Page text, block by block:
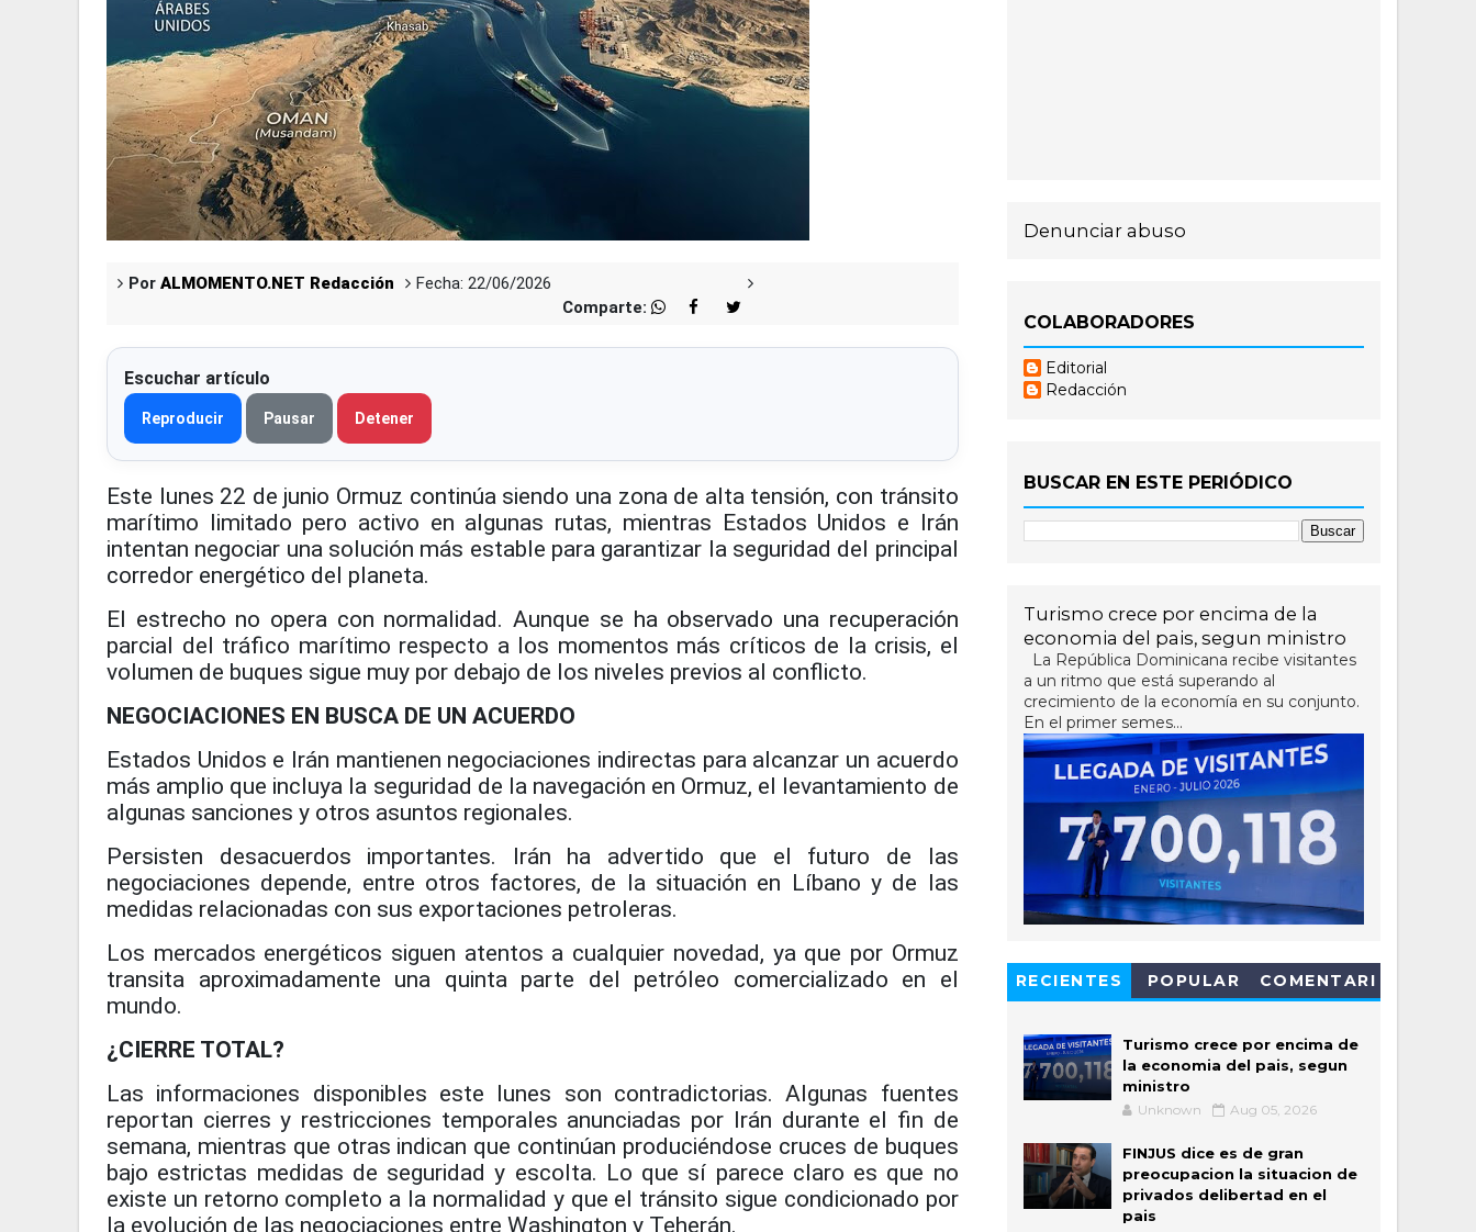
Por ALMOMENTO.NET Redacción
Fecha: 22/06/2026
Comparte:
Escuchar artículo
Reproducir Pausar Detener
Este lunes 22 de junio Ormuz continúa siendo una zona de alta tensión, con tránsito
marítimo limitado pero activo en algunas rutas, mientras Estados Unidos e Irán
intentan negociar una solución más estable para garantizar la seguridad del principal
corredor energético del planeta.
El estrecho no opera con normalidad. Aunque se ha observado una recuperación
parcial del tráfico marítimo respecto a los momentos más críticos de la crisis, el
volumen de buques sigue muy por debajo de los niveles previos al conflicto.
NEGOCIACIONES EN BUSCA DE UN ACUERDO
Estados Unidos e Irán mantienen negociaciones indirectas para alcanzar un acuerdo
más amplio que incluya la seguridad de la navegación en Ormuz, el levantamiento de
algunas sanciones y otros asuntos regionales.
Persisten desacuerdos importantes. Irán ha advertido que el futuro de las
negociaciones depende, entre otros factores, de la situación en Líbano y de las
medidas relacionadas con sus exportaciones petroleras.
Los mercados energéticos siguen atentos a cualquier novedad, ya que por Ormuz
transita aproximadamente una quinta parte del petróleo comercializado en el
mundo.
¿CIERRE TOTAL?
Las informaciones disponibles este lunes son contradictorias. Algunas fuentes
reportan cierres y restricciones temporales anunciadas por Irán durante el fin de
semana, mientras que otras indican que continúan produciéndose cruces de buques
bajo estrictas medidas de seguridad y escolta. Lo que sí parece claro es que no
existe un retorno completo a la normalidad y que el tránsito sigue condicionado por
la evolución de las negociaciones entre Washington y Teherán.
Denunciar abuso
COLABORADORES
Editorial
Redacción
BUSCAR EN ESTE PERIÓDICO
Turismo crece por encima de la
economia del pais, segun ministro
La República Dominicana recibe visitantes
a un ritmo que está superando al
crecimiento de la economía en su conjunto.
En el primer semes...
RECIENTES POPULAR
COMENTARI
Turismo crece por encima de
la economia del pais, segun
ministro
Unknown Aug 05, 2026
FINJUS dice es de gran
preocupacion la situacion de
privados delibertad en el
pais